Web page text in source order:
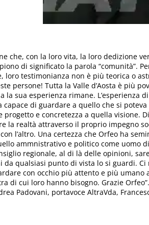
che, con la loro vita, la loro dedizione
di significato la parola “comunità”.
loro testimonianza non è più teorica o
persone! Tutta la Valle d’Aosta è più
la sua esperienza rimane. L’esperienza
capace di guardare a quello che si
progetto e concretezza a quella visione.
la realtà attraverso il proprio impegno
l’altro. Una certezza che Orfeo ha
ammnistrativo e politico come uomo
regionale, al di là delle opinioni,
da qualsiasi punto di vista lo si guardi.
con occhio più attento e più umano
di cui loro hanno bisogno. Grazie
Padovani, portavoce AltraVda,